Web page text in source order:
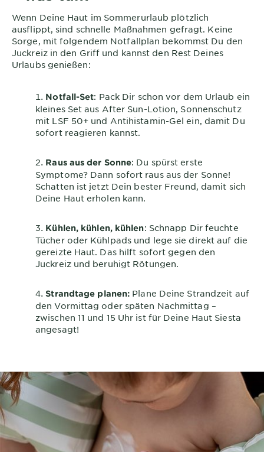
Wenn Deine Haut im Sommerurlaub plötzlich
ausflippt, sind schnelle Maßnahmen gefragt. Keine
Sorge, mit folgendem Notfallplan bekommst Du den
Juckreiz in den Griff und kannst den Rest Deines
Urlaubs genießen:
Notfall-Set: Pack Dir schon vor dem Urlaub ein
kleines Set aus After Sun-Lotion, Sonnenschutz
mit LSF 50+ und Antihistamin-Gel ein, damit Du
sofort reagieren kannst.
Raus aus der Sonne: Du spürst erste
Symptome? Dann sofort raus aus der Sonne!
Schatten ist jetzt Dein bester Freund, damit sich
Deine Haut erholen kann.
Kühlen, kühlen, kühlen: Schnapp Dir feuchte
Tücher oder Kühlpads und lege sie direkt auf die
gereizte Haut. Das hilft sofort gegen den
Juckreiz und beruhigt Rötungen.
Strandtage planen: Plane Deine Strandzeit auf
den Vormittag oder späten Nachmittag –
zwischen 11 und 15 Uhr ist für Deine Haut Siesta
angesagt!